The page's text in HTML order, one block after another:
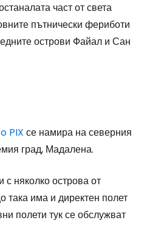
част от света
пътнически фериботи
острови Файал и Сан
PIX се намира на северния
град, Мадалена.
с няколко острова от
така има и директен полет
полети тук се обслужват